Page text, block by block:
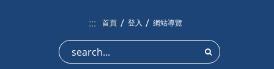
:::
首頁 登入 網站導覽
搜尋